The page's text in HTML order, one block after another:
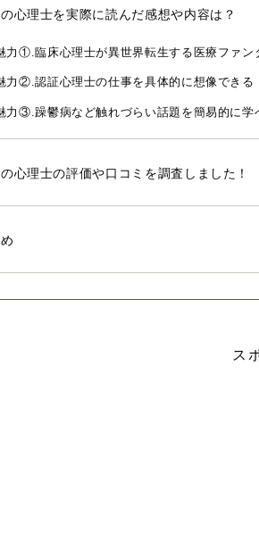
心理士を実際に読んだ感想や内容は？
力①.臨床心理士が異世界転生する医療ファン
力②.認証心理士の仕事を具体的に想像できる
力③.躁鬱病など触れづらい話題を簡易的に学
心理士の評価や口コミを調査しました！
ス